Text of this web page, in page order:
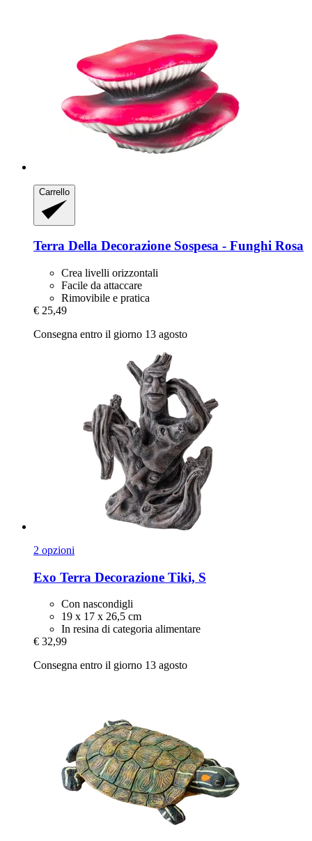
Carrello
Terra Della Decorazione Sospesa -​ Funghi Rosa
Crea livelli orizzontali
Facile da attaccare
Rimovibile e pratica
€ 25,49
Consegna entro il giorno 13 agosto
2 opzioni
Exo Terra Decorazione Tiki, S
Con nascondigli
19 x 17 x 26,5 cm
In resina di categoria alimentare
€ 32,99
Consegna entro il giorno 13 agosto